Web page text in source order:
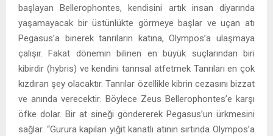
başlayan Bellerophontes, kendisini artık insan diyarında
yaşamayacak bir üstünlükte görmeye başlar ve uçan atı
Pegasus’a binerek tanrıların katına, Olympos’a ulaşmaya
çalışır. Fakat dönemin bilinen en büyük suçlarından biri
kibirdir (hybris) ve kendini tanrısal atfetmek Tanrıları en çok
kızdıran şey olacaktır. Tanrılar özellikle kibrin cezasını bizzat
ve anında verecektir. Böylece Zeus Bellerophontes’e karşı
öfke dolar. Bir at sineği göndererek Pegasus’un ürkmesini
sağlar. “Gurura kapılan yiğit kanatlı atının sırtında Olympos’a